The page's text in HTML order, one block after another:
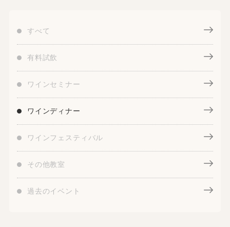
すべて
有料試飲
ワインセミナー
ワインディナー
ワインフェスティバル
その他教室
過去のイベント